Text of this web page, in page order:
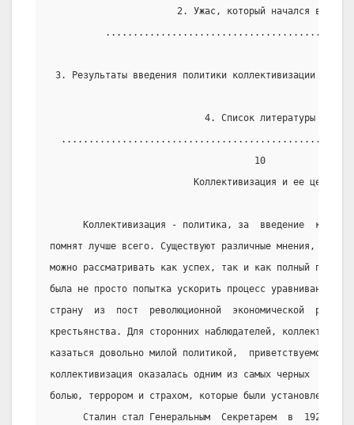
                       2. Ужас, который начался в 1927
3. Результаты введения политики
                            4. Список литературы
                                     10
                          Коллективизация и ее цель
Коллективизация - политика, за  введение
помнят лучше всего. Существуют различные мнения, что
можно рассматривать как успех, так и как полный
была не просто попытка ускорить процесс уравнивания
страну  из  пост  революционной  экономической
крестьянства. Для сторонних наблюдателей,
казаться довольно милой политикой,  приветствуемой
коллективизация оказалась одним из самых черных
болью, террором и страхом, которые были установлены в
Сталин стал Генеральным  Секретарем  в  1922  и,